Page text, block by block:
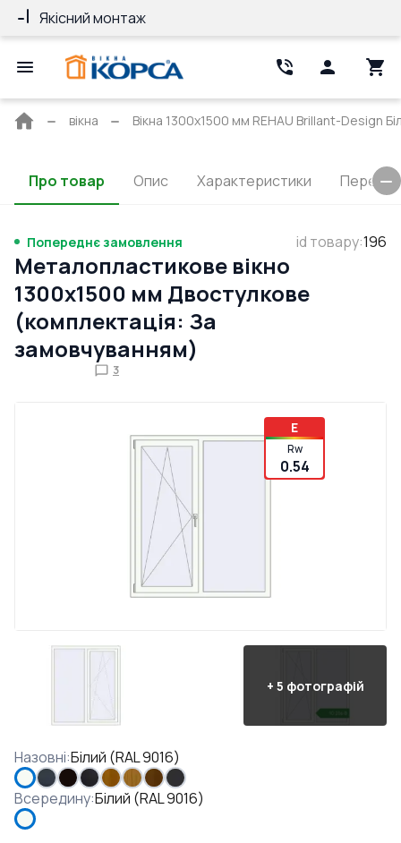
Якісний монтаж
Головна
вікна Вікна 1300x1500 мм REHAU Brillant-Design
Про товар Опис Характеристики
Попереднє замовлення id товару:196
Металопластикове вікно
1300x1500 мм Двостулкове
(комплектація: За
замовчуванням)
3
E
Rw
0.54
+ 5 фотографій
Назовні:Білий (RAL 9016)
Всередину:Білий (RAL 9016)